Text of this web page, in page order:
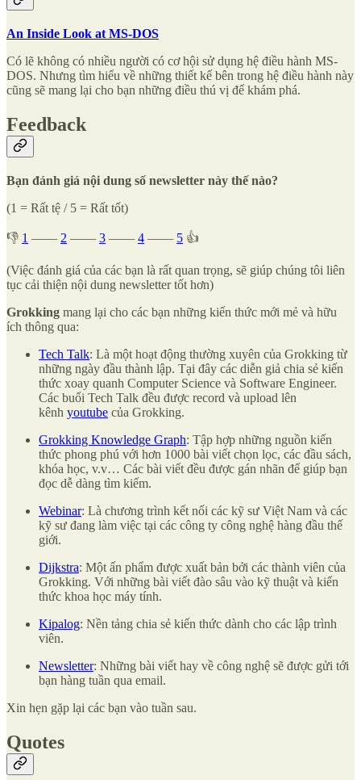
An Inside Look at MS-DOS
Có lẽ không có nhiều người có cơ hội sử dụng hệ điều hành MS-
DOS. Nhưng tìm hiểu về những thiết kế bên trong hệ điều hành này
cũng sẽ mang lại cho bạn những điều thú vị để khám phá.
Feedback
Bạn đánh giá nội dung số newsletter này thế nào?
(1 = Rất tệ / 5 = Rất tốt)
👎 1 —— 2 —— 3 —— 4 —— 5 👍
(Việc đánh giá của các bạn là rất quan trọng, sẽ giúp chúng tôi liên
tục cải thiện nội dung newsletter tốt hơn)
Grokking mang lại cho các bạn những kiến thức mới mẻ và hữu
ích thông qua:
Tech Talk: Là một hoạt động thường xuyên của Grokking từ
những ngày đầu thành lập. Tại đây các diễn giả chia sẻ kiến
thức xoay quanh Computer Science và Software Engineer.
Các buổi Tech Talk đều được record và upload lên
kênh youtube của Grokking.
Grokking Knowledge Graph: Tập hợp những nguồn kiến
thức phong phú với hơn 1000 bài viết chọn lọc, các đầu sách,
khóa học, v.v… Các bài viết đều được gán nhãn để giúp bạn
đọc dễ dàng tìm kiếm.
Webinar: Là chương trình kết nối các kỹ sư Việt Nam và các
kỹ sư đang làm việc tại các công ty công nghệ hàng đầu thế
giới.
Dijkstra: Một ấn phẩm được xuất bản bởi các thành viên của
Grokking. Với những bài viết đào sâu vào kỹ thuật và kiến
thức khoa học máy tính.
Kipalog: Nền tảng chia sẻ kiến thức dành cho các lập trình
viên.
Newsletter: Những bài viết hay về công nghệ sẽ được gửi tới
bạn hàng tuần qua email.
Xin hẹn gặp lại các bạn vào tuần sau.
Quotes